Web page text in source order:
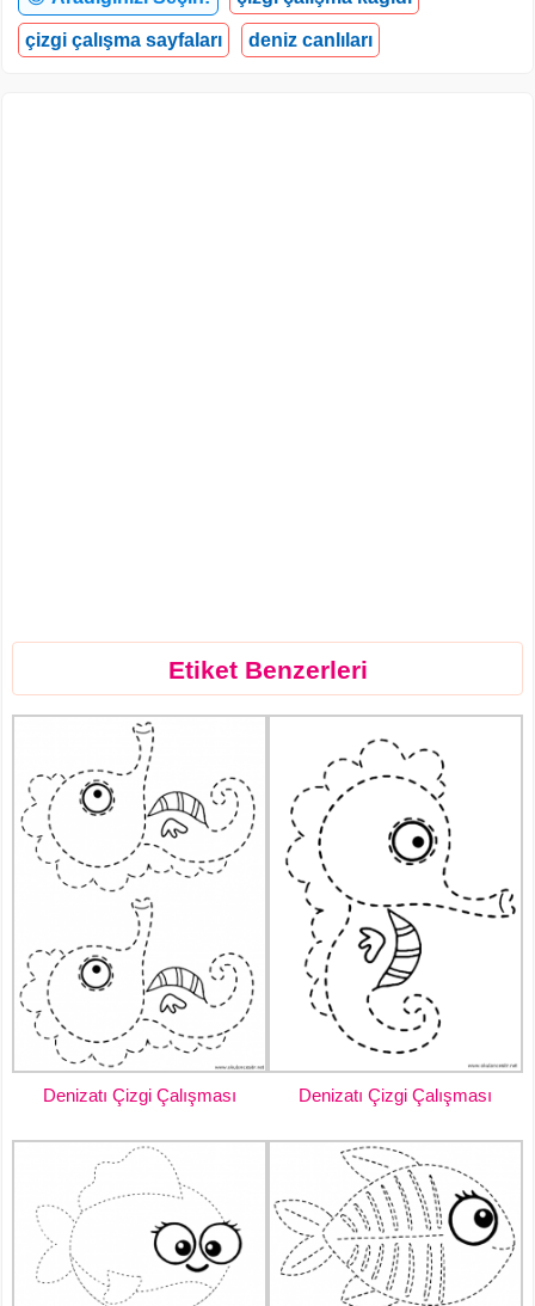
çizgi çalışma sayfaları deniz canlıları
Etiket Benzerleri
Denizatı Çizgi Çalışması Denizatı Çizgi Çalışması